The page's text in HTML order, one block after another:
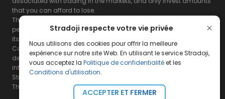
Stradoji respecte votre vie privée
Nous utilisons des cookies pour offrir la meilleure
expérience sur notre site Web. En utilisant le service Stradoji,
vous acceptez la Politique de confidentialitéet les
Conditions d'utilisation.
ACCEPTER ET FERMER
that you can afford to lose.
The Stradoji site does not guarantee the results or the
performance of products based on the information contained on
its site and its servers.
Consequently, the Stradoji site and its publishing company
decline all responsibility in the use that may be made of this
information and the consequences that may result therefrom.
Stradoji Services are not authorized for US citizens or US residents.
The full legal notices areavailable here.